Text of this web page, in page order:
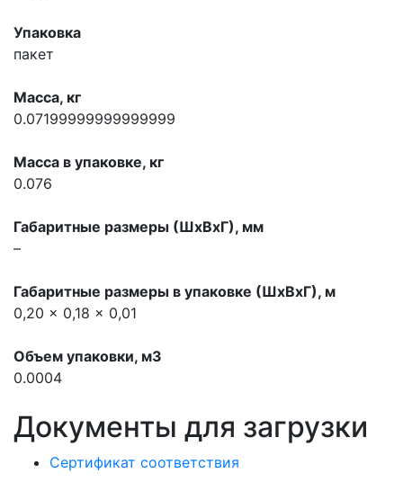
Упаковка
пакет
Масса, кг
0.07199999999999999
Масса в упаковке, кг
0.076
Габаритные размеры (ШхВхГ), мм
–
Габаритные размеры в упаковке (ШхВхГ), м
0,20 x 0,18 x 0,01
Объем упаковки, м3
0.0004
Документы для загрузки
Сертификат соответствия